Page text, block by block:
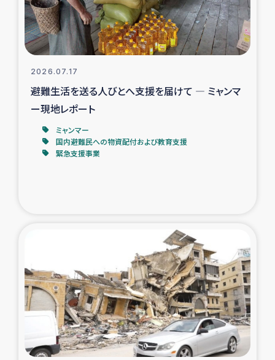
2026.07.17
避難生活を送る人びとへ支援を届けて ― ミャンマ
ー現地レポート
ミャンマー
国内避難民への物資配付および教育支援
緊急支援事業